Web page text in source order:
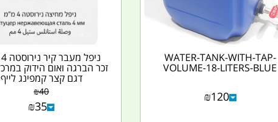
WATER-TANK-WITH-TAP-
VOLUME-18-LITERS-BLUE
₪120
דגם קצר קמפינג לייף
₪40
₪35